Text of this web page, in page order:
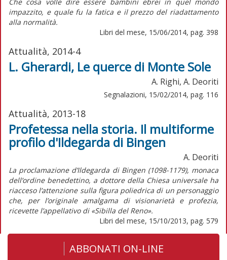
impazzito, e quale fu la fatica e il prezzo del riadattamento
alla normalità.
Libri del mese, 15/06/2014, pag. 398
Attualità, 2014-4
L. Gherardi, Le querce di Monte Sole
A. Righi, A. Deoriti
Segnalazioni, 15/02/2014, pag. 116
Attualità, 2013-18
Profetessa nella storia. Il multiforme
profilo d'Ildegarda di Bingen
A. Deoriti
La proclamazione d’Ildegarda di Bingen (1098-1179), monaca
dell’ordine benedettino, a dottore della Chiesa universale ha
riacceso l’attenzione sulla figura poliedrica di un personaggio
che, per l’originale amalgama di visionarietà e profezia,
ricevette l’appellativo di «Sibilla del Reno».
Libri del mese, 15/10/2013, pag. 579
ABBONATI ON-LINE